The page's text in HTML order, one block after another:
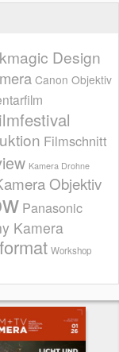
Design
Canon Objektiv
Filmschnitt
Kamera Drohne
Objektiv
Panasonic
Kamera
Workshop